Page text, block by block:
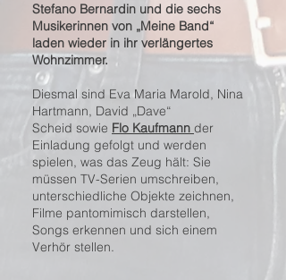
Stefano Bernardin und die sechs
Musikerinnen von „Meine Band“
laden wieder in ihr verlängertes
Wohnzimmer.
Diesmal sind Eva Maria Marold, Nina
Hartmann, David „Dave“
Scheid sowie Flo Kaufmann der
Einladung gefolgt und werden
spielen, was das Zeug hält: Sie
müssen TV-Serien umschreiben,
unterschiedliche Objekte zeichnen,
Filme pantomimisch darstellen,
Songs erkennen und sich einem
Verhör stellen.